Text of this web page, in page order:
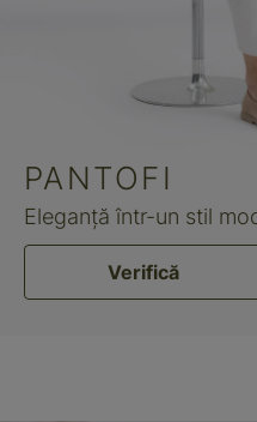
PANTOFI
Eleganță într-un stil
Verifică